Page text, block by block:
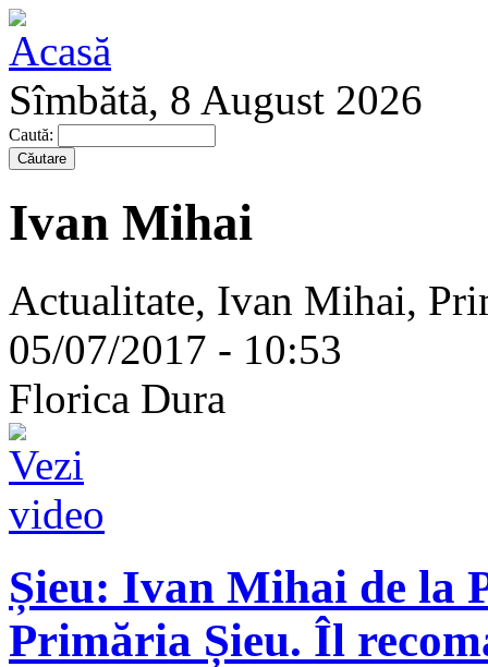
Sîmbătă, 8 August 2026
Caută:
Ivan Mihai
Actualitate, Ivan Mihai,
05/07/2017 - 10:53
Florica Dura
Șieu: Ivan Mihai de la
Primăria Șieu. Îl